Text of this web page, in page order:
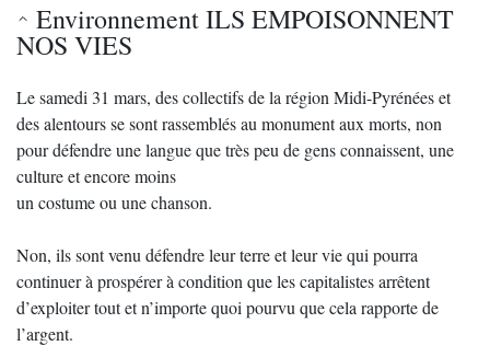
Environnement ILS EMPOISONNENT
NOS VIES
Le samedi 31 mars, des collectifs de la région Midi-Pyrénées et
des alentours se sont rassemblés au monument aux morts, non
pour défendre une langue que très peu de gens connaissent, une
culture et encore moins
un costume ou une chanson.
Non, ils sont venu défendre leur terre et leur vie qui pourra
continuer à prospérer à condition que les capitalistes arrêtent
d’exploiter tout et n’importe quoi pourvu que cela rapporte de
l’argent.